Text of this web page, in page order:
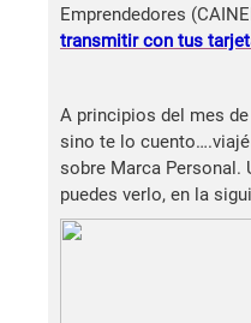
Emprendedores
transmitir con tus
A principios del mes
sino te lo
sobre Marca Personal.
puedes verlo, en la